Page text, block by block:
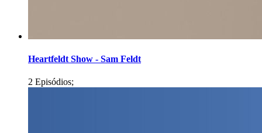
Heartfeldt Show - Sam Feldt
2 Episódios;